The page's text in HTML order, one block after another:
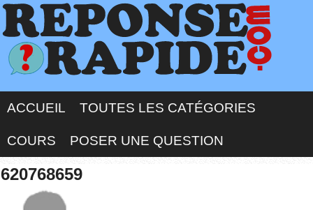
ACCUEIL TOUTES LES CATÉGORIES
COURS POSER UNE QUESTION
620768659